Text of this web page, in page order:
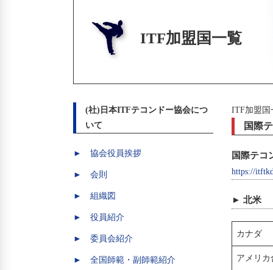
ITF加盟国一覧
(社)日本ITFテコンドー協会につ
いて
► 協会役員挨拶
► 会則
► 組織図
► 役員紹介
► 委員会紹介
► 全国師範・副師範紹介
ITF加盟国
国際
国際テコ
https://
► 北米
カナダ
アメリカ